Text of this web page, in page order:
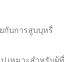
กับการสูบบุหรี่
เหมาะสำหรับผู้ที่